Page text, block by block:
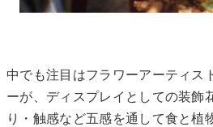
中でも注目はフラワーアーティス
ーが、ディスプレイとしての装飾
り・触感など五感を通して食と植